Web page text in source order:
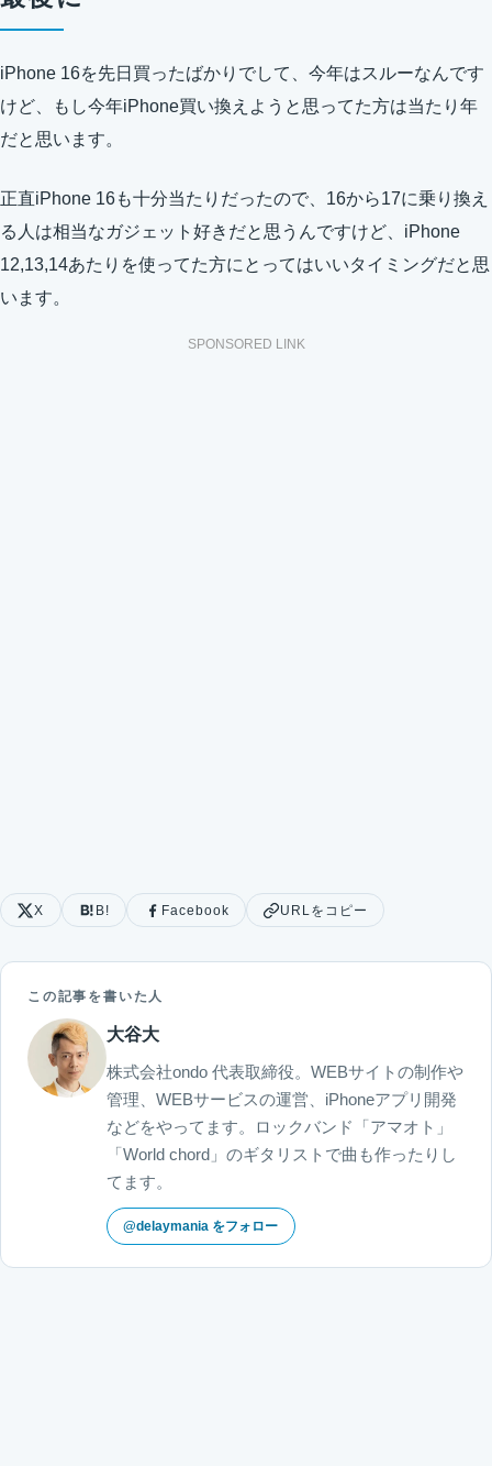
iPhone 16を先日買ったばかりでして、今年はスルーなんです
けど、もし今年iPhone買い換えようと思ってた方は当たり年
だと思います。
正直iPhone 16も十分当たりだったので、16から17に乗り換え
る人は相当なガジェット好きだと思うんですけど、iPhone
12,13,14あたりを使ってた方にとってはいいタイミングだと思
います。
SPONSORED LINK
X B! Facebook URLをコピー
この記事を書いた人
大谷大
株式会社ondo 代表取締役。WEBサイトの制作や
管理、WEBサービスの運営、iPhoneアプリ開発
などをやってます。ロックバンド「アマオト」
「World chord」のギタリストで曲も作ったりし
てます。
@delaymania をフォロー